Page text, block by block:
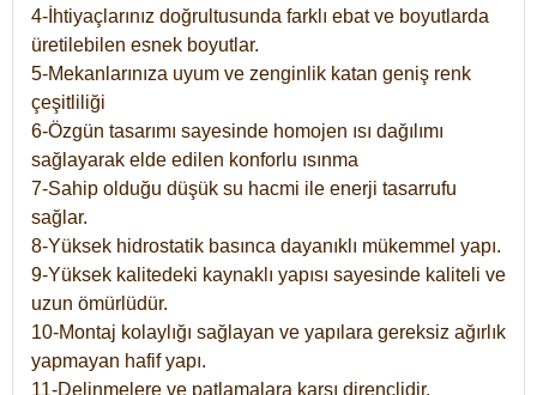
4-İhtiyaçlarınız doğrultusunda farklı ebat ve boyutlarda
üretilebilen esnek boyutlar.
5-Mekanlarınıza uyum ve zenginlik katan geniş renk
çeşitliliği
6-Özgün tasarımı sayesinde homojen ısı dağılımı
sağlayarak elde edilen konforlu ısınma
7-Sahip olduğu düşük su hacmi ile enerji tasarrufu
sağlar.
8-Yüksek hidrostatik basınca dayanıklı mükemmel yapı.
9-Yüksek kalitedeki kaynaklı yapısı sayesinde kaliteli ve
uzun ömürlüdür.
10-Montaj kolaylığı sağlayan ve yapılara gereksiz ağırlık
yapmayan hafif yapı.
11-Delinmelere ve patlamalara karşı dirençlidir.